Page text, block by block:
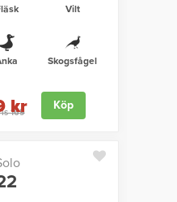
Vilt
Skogsfågel
169
kr Köp